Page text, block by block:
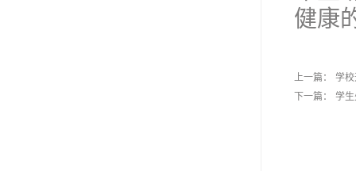
健康
上一篇：
学
下一篇：
学